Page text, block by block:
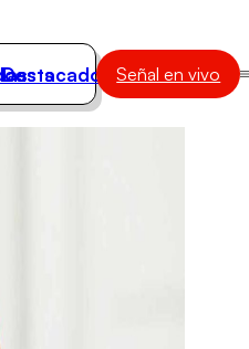
Destacados Señal en vivo